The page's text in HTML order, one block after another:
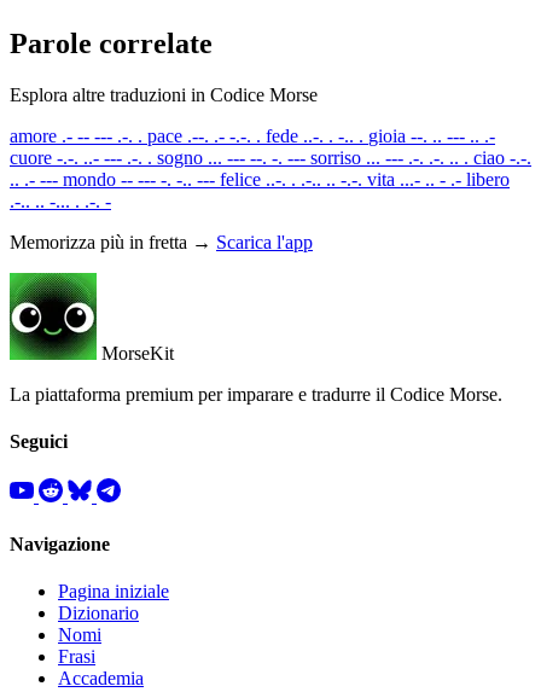
Parole correlate
Esplora altre traduzioni in Codice Morse
amore .- -- --- .-. . pace .--. .- -.-. . fede ..-. . -.. . gioia --. .. --- .. .-
cuore -.-. ..- --- .-. . sogno ... --- --. -. --- sorriso ... --- .-. .-. .. . ciao -.-.
.. .- --- mondo -- --- -. -.. --- felice ..-. . .-.. .. -.-. vita ...- .. - .- libero
.-.. .. -... . .-. -
Memorizza più in fretta → Scarica l'app
MorseKit
La piattaforma premium per imparare e tradurre il Codice Morse.
Seguici
Navigazione
Pagina iniziale
Dizionario
Nomi
Frasi
Accademia